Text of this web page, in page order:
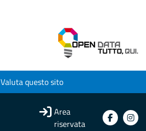
Valuta questo sito
Area
riservata